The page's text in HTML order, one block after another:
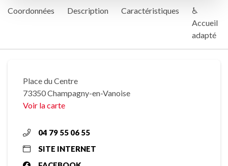
Coordonnées Description Caractéristiques
♿
Accueil
adapté
Place du Centre
73350 Champagny-en-Vanoise
Voir la carte
04 79 55 06 55
SITE INTERNET